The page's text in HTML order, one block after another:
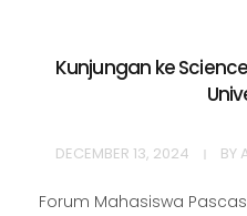
Kunjungan ke
DECEMBER 13, 2024 BY
Forum Mahasiswa